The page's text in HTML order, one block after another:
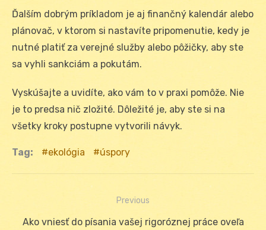
Ďalším dobrým príkladom je aj finančný kalendár alebo
plánovač, v ktorom si nastavíte pripomenutie, kedy je
nutné platiť za verejné služby alebo pôžičky, aby ste
sa vyhli sankciám a pokutám.
Vyskúšajte a uvidíte, ako vám to v praxi pomôže. Nie
je to predsa nič zložité. Dôležité je, aby ste si na
všetky kroky postupne vytvorili návyk.
Tag: ekológia úspory
Navigácia
Previous
Previous
Ako vniesť do písania vašej rigoróznej práce oveľa